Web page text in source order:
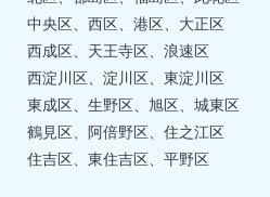
中央区、西区、港区、大正区
西成区、天王寺区、浪速区
西淀川区、淀川区、東淀川区
東成区、生野区、旭区、城東区
鶴見区、阿倍野区、住之江区
住吉区、東住吉区、平野区